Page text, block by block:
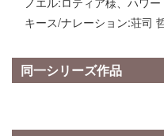
キース/ナレーション:荘司
同一シリーズ作品